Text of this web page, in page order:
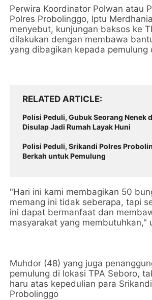
Perwira Koordinator Polwan atau
Polres Probolinggo, Iptu
menyebut, kunjungan baksos ke
dilakukan dengan membawa
yang dibagikan kepada pemulung
RELATED ARTICLE
Polisi Peduli, Gubuk Seorang Nenek
Disulap Jadi Rumah Layak Huni
Polisi Peduli, Srikandi Polres
Berkah untuk Pemulung
"Hari ini kami membagikan 50
memang ini tidak seberapa, tapi
ini dapat bermanfaat dan
masyarakat yang membutuhkan,"
Muhdor (48) yang juga
pemulung di lokasi TPA Seboro,
haru atas kepedulian para
Probolinggo